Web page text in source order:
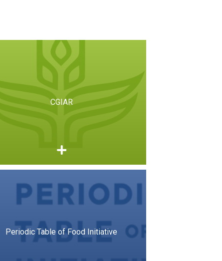
CGIAR
Periodic Table of Food Initiative